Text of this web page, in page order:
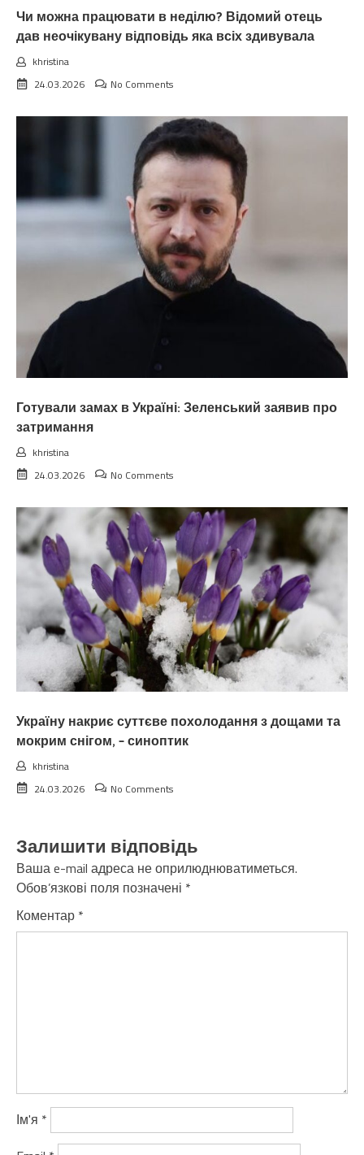
Чи можна працювати в неділю? Відомий отець
дав неочікувану відповідь яка всіх здивувала
khristina
24.03.2026
No Comments
Готували замах в Україні: Зеленський заявив про
затримання
khristina
24.03.2026
No Comments
Україну накриє суттєве похолодання з дощами та
мокрим снігом, – синоптик
khristina
24.03.2026
No Comments
Залишити відповідь
Ваша e-mail адреса не оприлюднюватиметься.
Обов’язкові поля позначені *
Коментар *
Ім'я *